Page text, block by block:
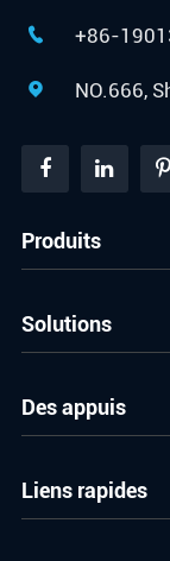
 +86-
 NO.666,
Produits
Solutions
Des appuis
Liens rapides